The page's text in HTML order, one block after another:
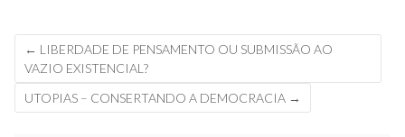
Navegação
de
posts
← LIBERDADE DE PENSAMENTO OU SUBMISSÃO AO
VAZIO EXISTENCIAL?
UTOPIAS – CONSERTANDO A DEMOCRACIA →